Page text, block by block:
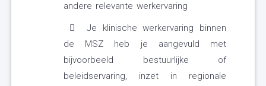
andere relevante werkervaring
Je klinische werkervaring binnen
de MSZ heb je aangevuld met
bijvoorbeeld bestuurlijke of
beleidservaring, inzet in regionale